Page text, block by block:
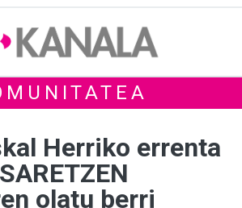
Herriko errenta
olatu berri